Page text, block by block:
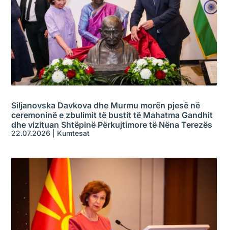
Siljanovska Davkova dhe Murmu morën pjesë në
ceremoninë e zbulimit të bustit të Mahatma Gandhit
dhe vizituan Shtëpinë Përkujtimore të Nëna Terezës
22.07.2026 Kumtesat